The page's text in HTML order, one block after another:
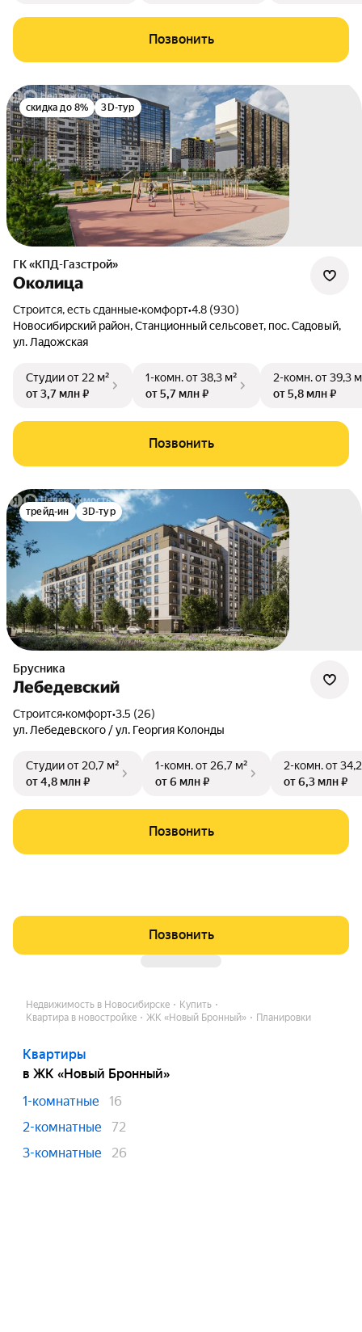
Позвонить
скидка до 8% 3D-тур
ГК «КПД-Газстрой»
Околица
Строится, есть сданные•комфорт•4.8 (930)
Новосибирский район,Станционный сельсовет, пос. Садовый,
ул. Ладожская
Студииот 22 м²
от 3,7 млн ₽
1-комн.от 38,3 м²
от 5,7 млн ₽
2-комн.от 39,3
от 5,8 млн ₽
Позвонить
трейд-ин 3D-тур
Брусника
Лебедевский
Строится•комфорт•3.5 (26)
ул. Лебедевского / ул. Георгия Колонды
Студииот 20,7 м²
от 4,8 млн ₽
1-комн.от 26,7 м²
от 6 млн ₽
2-комн.от
от 6,3 млн ₽
Позвонить
Позвонить
Недвижимость в Новосибирске
Купить
Квартира в новостройке
ЖК «Новый Бронный» Планировки
Квартиры
в ЖК «Новый Бронный»
1-комнатные
16
2-комнатные
72
3-комнатные
26